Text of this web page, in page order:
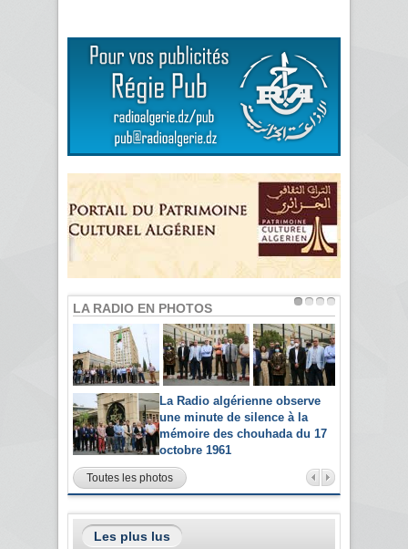
LA RADIO EN PHOTOS
La Radio algérienne observe
une minute de silence à la
mémoire des chouhada du 17
octobre 1961
Toutes les photos
Les plus lus